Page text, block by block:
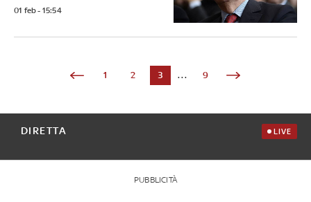
01 feb - 15:54
1 2 3 ... 9
DIRETTA LIVE
PUBBLICITÀ